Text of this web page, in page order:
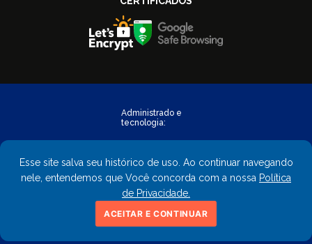
Esse site salva seu histórico de uso. Ao continuar navegando
nele, entendemos que Você concorda com a nossa Política
de Privacidade.
ACEITAR E CONTINUAR
Copyright © 2023 - FastObra. Todos os direitos reservados.
CNPJ: 02.559.428/0001-02